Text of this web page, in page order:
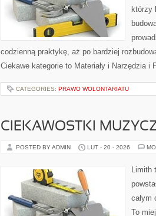
którzy
codzienną praktykę, aż po bardziej
Ciekawe kategorie to Materiały i Narzędzia
CATEGORIES: PRAWO WOLONTARIATU
CIEKAWOSTKI
POSTED BY ADMIN LUT - 20 - 2026
Limith
całym
To